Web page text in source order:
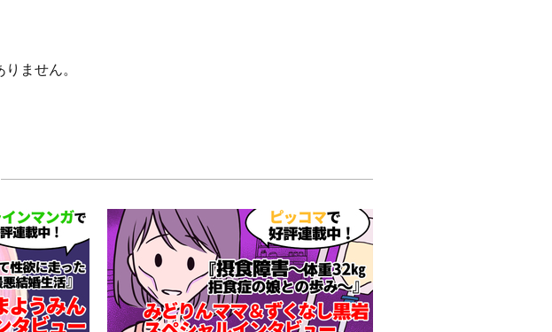
ません。